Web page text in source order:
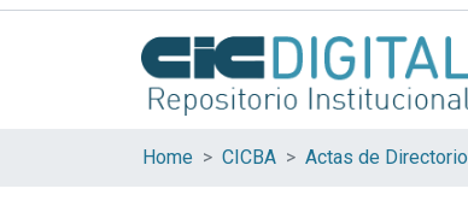
Home CICBA Actas de Directorio